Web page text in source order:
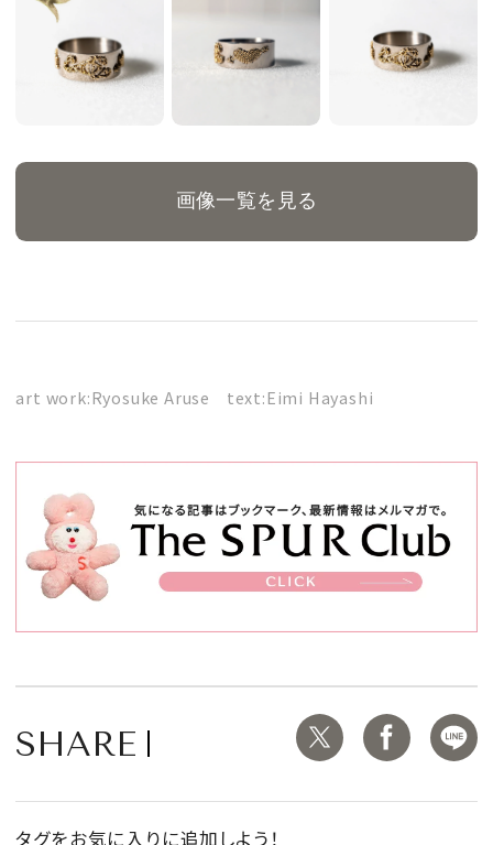
画像一覧を見る
art work:Ryosuke Aruse text:Eimi Hayashi
SHARE
タグをお気に入りに追加しよう！